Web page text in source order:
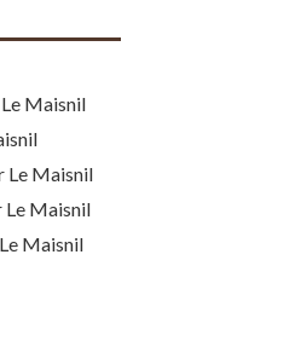
Maisnil
Le Maisnil
Le Maisnil
Maisnil